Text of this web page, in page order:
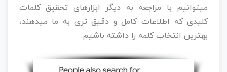
میتوانیم با مراجعه به دیگر ابزارهای تحقیق کلمات
کلیدی که اطلاعات کامل و دقیق تری به ما میدهند،
بهترین انتخاب کلمه را داشته باشیم.